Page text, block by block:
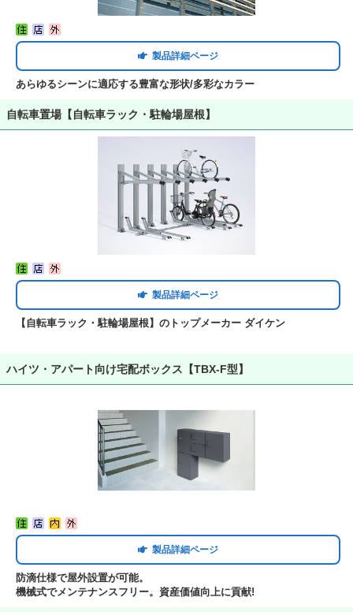
製品詳細ページ
あらゆるシーンに適応する豊富な形状/多彩なカラー
自転車置場【自転車ラック・駐輪場屋根】
製品詳細ページ
【自転車ラック・駐輪場屋根】のトップメーカー ダイケン
ハイツ・アパート向け宅配ボックス【TBX-F型】
製品詳細ページ
防滴仕様で屋外設置が可能。
機械式でメンテナンスフリー。資産価値向上に貢献!